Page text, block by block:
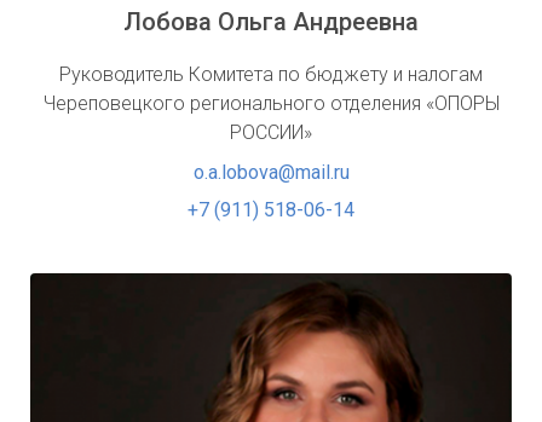
Лобова Ольга Андреевна
Руководитель Комитета по бюджету и налогам
Череповецкого регионального отделения «ОПОРЫ
РОССИИ»
o.a.lobova@mail.ru
+7 (911) 518-06-14